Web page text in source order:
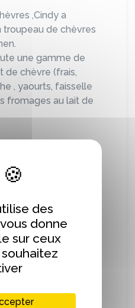
,Cindy a
de chèvres
une gamme de
de chèvre (frais,
, yaourts, faisselle
fromages au lait de
des
donne
sur ceux